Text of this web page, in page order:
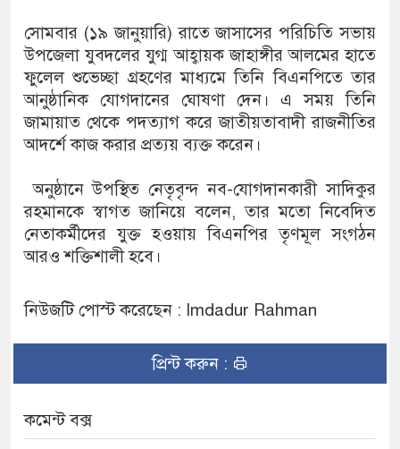
সোমবার (১৯ জানুয়ারি) রাতে জাসাসের পরিচিতি সভায়
উপজেলা যুবদলের যুগ্ম আহ্বায়ক জাহাঙ্গীর আলমের হাতে
ফুলেল শুভেচ্ছা গ্রহণের মাধ্যমে তিনি বিএনপিতে তার
আনুষ্ঠানিক যোগদানের ঘোষণা দেন। এ সময় তিনি
জামায়াত থেকে পদত্যাগ করে জাতীয়তাবাদী রাজনীতির
আদর্শে কাজ করার প্রত্যয় ব্যক্ত করেন।
অনুষ্ঠানে উপস্থিত নেতৃবৃন্দ নব-যোগদানকারী সাদিকুর
রহমানকে স্বাগত জানিয়ে বলেন, তার মতো নিবেদিত
নেতাকর্মীদের যুক্ত হওয়ায় বিএনপির তৃণমূল সংগঠন
আরও শক্তিশালী হবে।
নিউজটি পোস্ট করেছেন : Imdadur Rahman
প্রিন্ট করুন :
কমেন্ট বক্স